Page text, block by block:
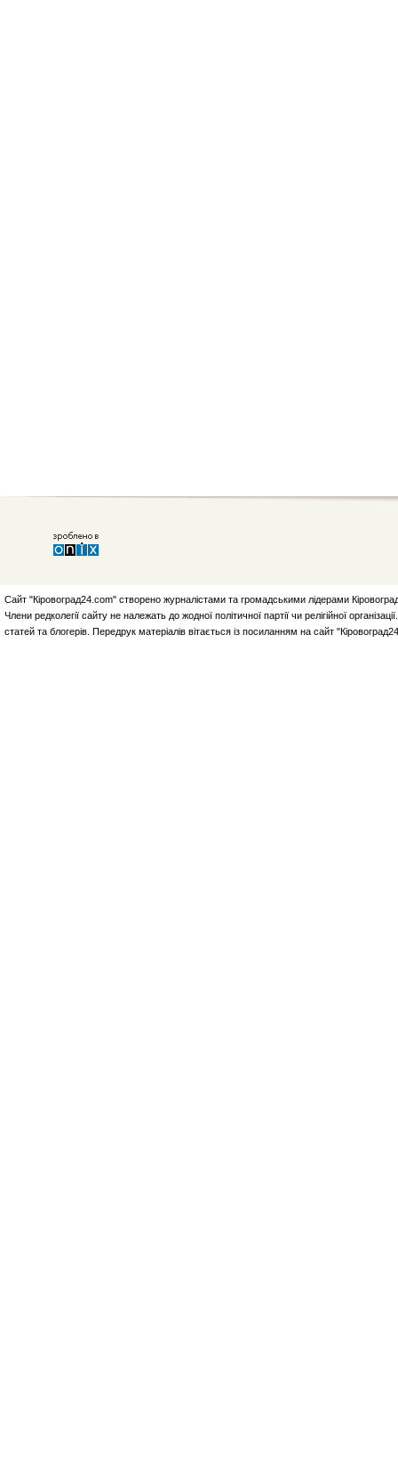
Сайт "Кіровоград24.com" створено журналістами та громадськими лідерами
Члени редколегії сайту не належать до жодної політичної партії чи релігійної
статей та блогерів. Передрук матеріалів вітається із посиланням на сайт